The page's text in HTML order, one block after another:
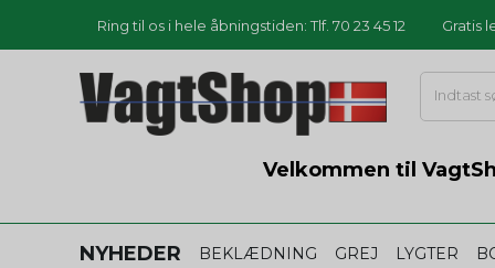
Ring til os i hele åbningstiden: Tlf. 70 23 45 12 Gratis
Velkommen til
NYHEDER BEKLÆDNING GREJ LYGTER